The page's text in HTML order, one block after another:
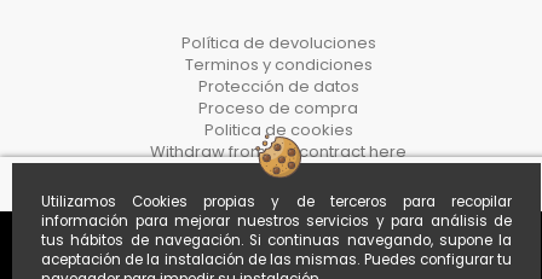
Utilizamos Cookies propias y de terceros para recopilar
información para mejorar nuestros servicios y para análisis de
tus hábitos de navegación. Si continuas navegando, supone la
aceptación de la instalación de las mismas. Puedes configurar tu
Política de devoluciones
Terminos y condiciones
Protección de datos
Proceso de compra
Politica de cookies
Withdraw from the contract here